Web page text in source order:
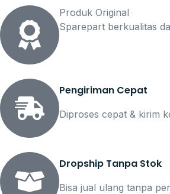
Produk Original
Sparepart berkualitas
Pengiriman Cepat
Diproses cepat & kirim
Dropship Tanpa Stok
Bisa jual ulang tanpa